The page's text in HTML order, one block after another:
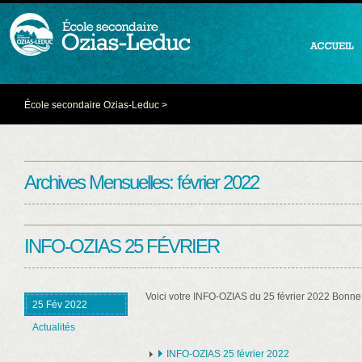
École secondaire Ozias-Leduc >
Archives Mensuelles:février 2022
INFO-OZIAS 25 FÉVRIER
25 Fév 2022
Actualités
Voici votre INFO-OZIAS du 25 février 2022
INFO-OZIAS 25 février 2022